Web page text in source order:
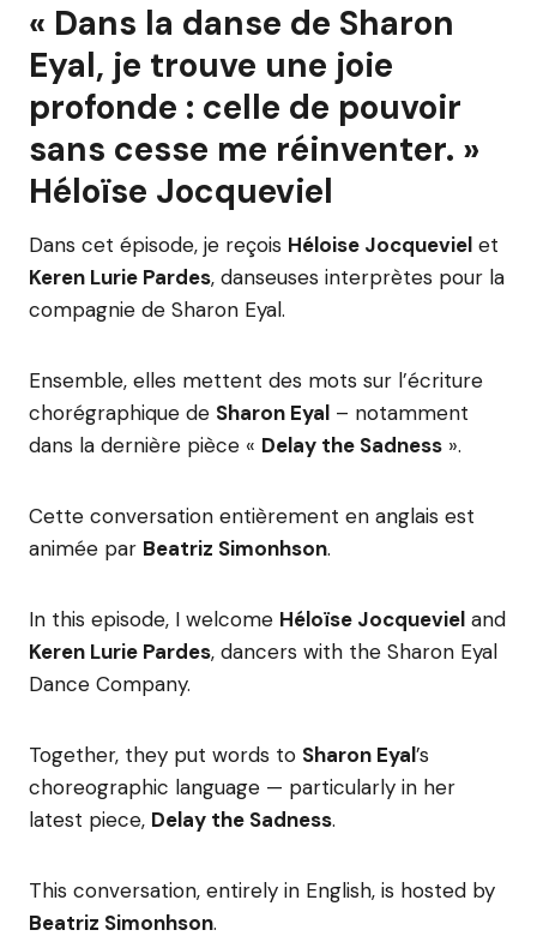
« Dans la danse de Sharon
Eyal, je trouve une joie
profonde : celle de pouvoir
sans cesse me réinventer. »
Héloïse Jocqueviel
Dans cet épisode, je reçois Héloise Jocqueviel et
Keren Lurie Pardes, danseuses interprètes pour la
compagnie de Sharon Eyal.
Ensemble, elles mettent des mots sur l’écriture
chorégraphique de Sharon Eyal – notamment
dans la dernière pièce « Delay the Sadness ».
Cette conversation entièrement en anglais est
animée par Beatriz Simonhson.
In this episode, I welcome Héloïse Jocqueviel and
Keren Lurie Pardes, dancers with the Sharon Eyal
Dance Company.
Together, they put words to Sharon Eyal’s
choreographic language — particularly in her
latest piece, Delay the Sadness.
This conversation, entirely in English, is hosted by
Beatriz Simonhson.